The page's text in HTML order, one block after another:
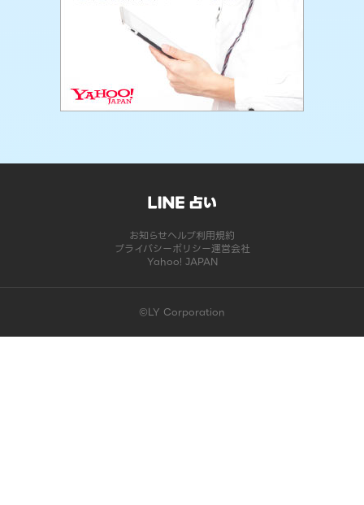
お知らせヘルプ利用規約
プライバシーポリシー運営会社
Yahoo! JAPAN
©LY Corporation
このコンテンツは掲載が終了しました | LINE占い